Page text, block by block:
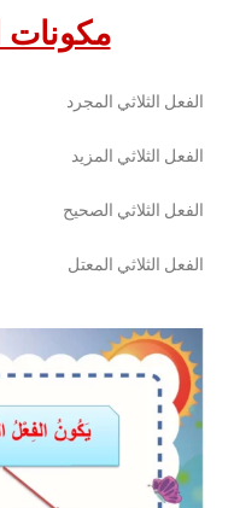
الفعل الثلاثي المجرد
الفعل الثلاثي المزيد
الفعل الثلاثي الصحيح
الفعل الثلاثي المعتل